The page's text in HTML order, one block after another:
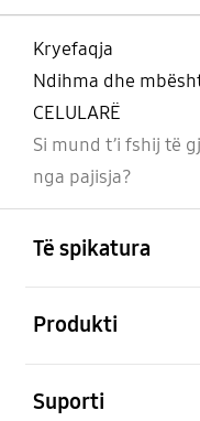
Kryefaqja
Ndihma dhe
CELULARË
Si mund t’i fshij të
nga pajisja?
Të spikatura
Produkti
Suporti